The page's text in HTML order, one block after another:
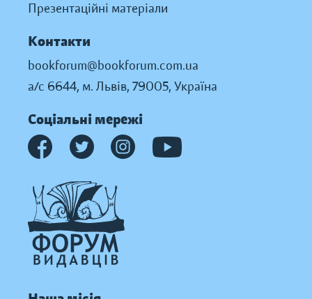
Презентаційні матеріали
Контакти
bookforum@bookforum.com.ua
а/с 6644, м. Львів, 79005, Україна
Соціальні мережі